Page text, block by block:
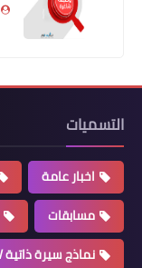
التسميات
اخبار عامة
مسابقات
نماذج سيرة ذاتية CV